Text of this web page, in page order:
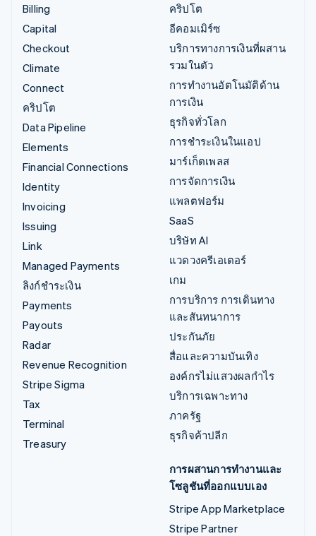
Billing
Capital
Checkout
Climate
Connect
คริปโต
Data Pipeline
Elements
Financial Connections
Identity
Invoicing
Issuing
Link
Managed Payments
ลิงก์ชำระเงิน
Payments
Payouts
Radar
Revenue Recognition
Stripe Sigma
Tax
Terminal
Treasury
คริปโต
อีคอมเมิร์ซ
บริการทางการเงินที่ผสาน
รวมในตัว
การทำงานอัตโนมัติด้าน
การเงิน
ธุรกิจทั่วโลก
การชำระเงินในแอป
มาร์เก็ตเพลส
การจัดการเงิน
แพลตฟอร์ม
SaaS
บริษัท AI
แวดวงครีเอเตอร์
เกม
การบริการ การเดินทาง
และสันทนาการ
ประกันภัย
สื่อและความบันเทิง
องค์กรไม่แสวงผลกำไร
บริการเฉพาะทาง
ภาครัฐ
ธุรกิจค้าปลีก
การผสานการทำงานและ
โซลูชันที่ออกแบบเอง
Stripe App Marketplace
Stripe Partner